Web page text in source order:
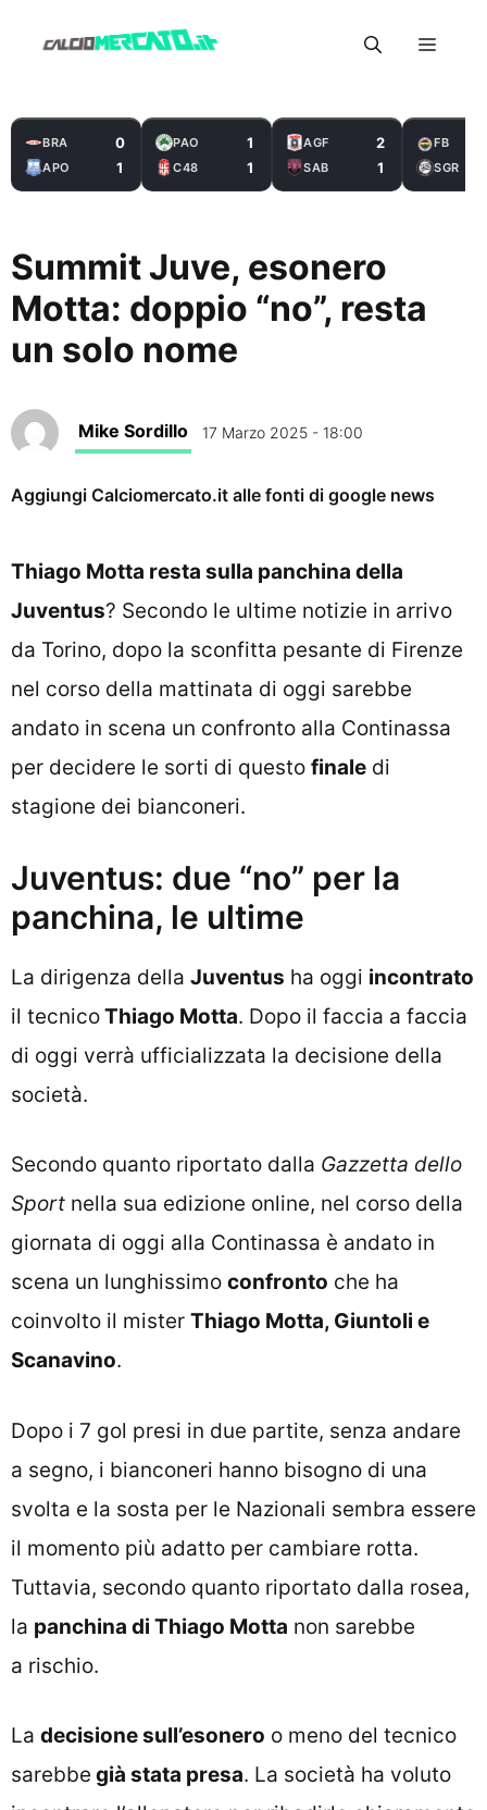
Menu
BRA 0
APO 1
PAO 1
C48 1
AGF 2
SAB 1
FB
SGR
Summit Juve, esonero
Motta: doppio “no”, resta
un solo nome
Mike Sordillo 17 Marzo 2025 - 18:00
Aggiungi Calciomercato.it alle fonti di google news
Thiago Motta resta sulla panchina della
Juventus? Secondo le ultime notizie in arrivo
da Torino, dopo la sconfitta pesante di Firenze
nel corso della mattinata di oggi sarebbe
andato in scena un confronto alla Continassa
per decidere le sorti di questo finale di
stagione dei bianconeri.
Juventus: due “no” per la
panchina, le ultime
La dirigenza della Juventus ha oggi incontrato
il tecnicoThiago Motta. Dopo il faccia a faccia
di oggi verrà ufficializzata la decisione della
società.
Secondo quanto riportato dalla Gazzetta dello
Sport nella sua edizione online, nel corso della
giornata di oggi alla Continassa è andato in
scena un lunghissimo confronto che ha
coinvolto il mister Thiago Motta, Giuntoli e
Scanavino.
Dopo i 7 gol presi in due partite, senza andare
a segno, i bianconeri hanno bisogno di una
svolta e la sosta per le Nazionali sembra essere
il momento più adatto per cambiare rotta.
Tuttavia, secondo quanto riportato dalla rosea,
la panchina di Thiago Motta non sarebbe
a rischio.
La decisione sull’esonero o meno del tecnico
sarebbe già stata presa. La società ha voluto